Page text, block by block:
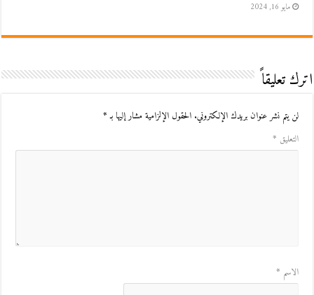
مايو 16, 2024
اترك تعليقاً
لن يتم نشر عنوان بريدك الإلكتروني. الحقول الإلزامية مشار إليها بـ*
التعليق *
الاسم *